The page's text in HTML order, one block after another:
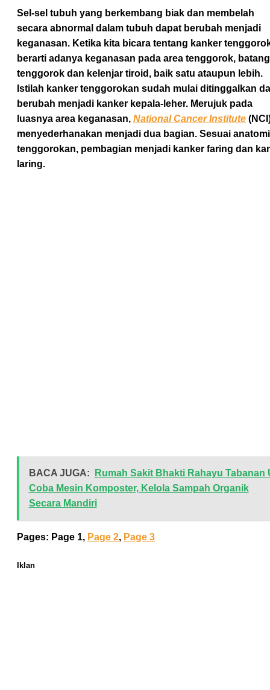
Sel-sel tubuh yang berkembang biak dan membelah
secara abnormal dalam tubuh dapat berubah menjadi
keganasan. Ketika kita bicara tentang kanker
berarti adanya keganasan pada area tenggorok, batang
tenggorok dan kelenjar tiroid, baik satu ataupun lebih.
Istilah kanker tenggorokan sudah mulai ditinggalkan
berubah menjadi kanker kepala-leher. Merujuk pada
luasnya area keganasan, National Cancer Institute
menyederhanakan menjadi dua bagian. Sesuai anatomi
tenggorokan, pembagian menjadi kanker faring dan
laring.
BACA JUGA:
Rumah Sakit Bhakti Rahayu Tabanan
Coba Mesin Komposter, Kelola Sampah Organik
Secara Mandiri
Pages: Page 1, Page 2, Page 3
Iklan